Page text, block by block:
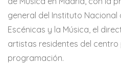
general del Instituto Nacional
Escénicas y la Música, el
artistas residentes del
programación.